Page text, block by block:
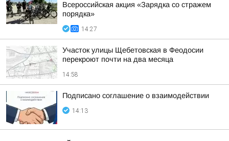
Всероссийская акция «Зарядка со стражем
порядка»
14:27
Участок улицы Щебетовская в Феодосии
перекроют почти на два месяца
14:58
Подписано соглашение о взаимодействии
14:13